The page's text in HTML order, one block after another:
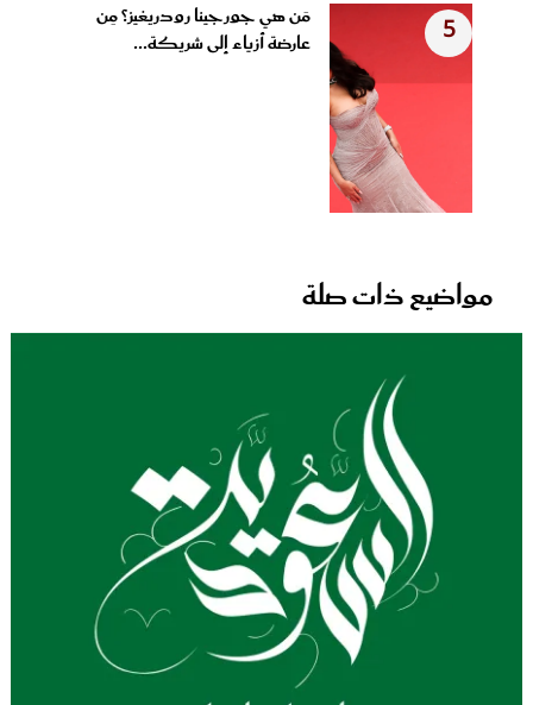
5
مَن هي جورجينا رودريغيز؟ مِن
عارضة أزياء إلى شريكة...
مواضيع ذات صلة